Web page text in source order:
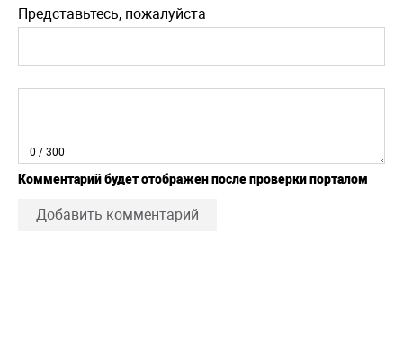
Представьтесь, пожалуйста
0 / 300
Комментарий будет отображен после проверки порталом
Добавить комментарий